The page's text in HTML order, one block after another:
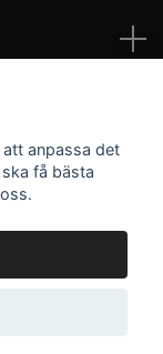
dekaler |
anpassa det
få bästa